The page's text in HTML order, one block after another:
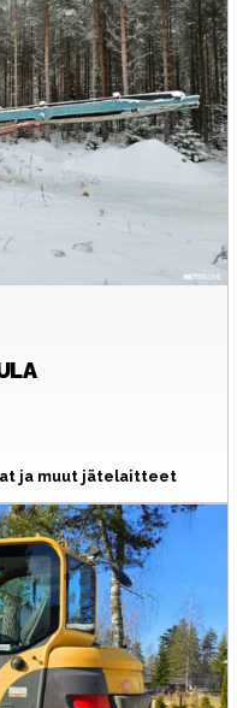
ja muut jätelaitteet